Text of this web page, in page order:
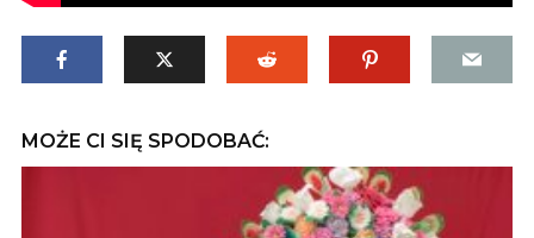
MOŻE CI SIĘ SPODOBAĆ: